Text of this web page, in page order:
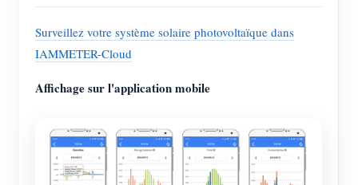
Surveillez votre système solaire photovoltaïque dans
IAMMETER-Cloud
Affichage sur l'application mobile